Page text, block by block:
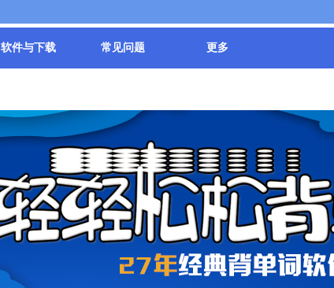
软件与下载 常见问题 更多